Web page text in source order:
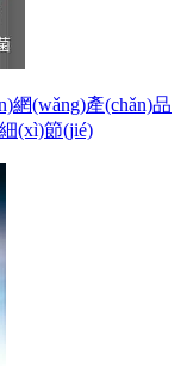
網(wǎng)產(chǎn)品
(xì)節(jié)